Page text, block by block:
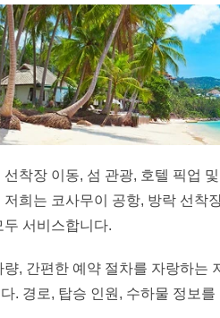
착장 이동, 섬 관광, 호텔 픽업
희는 코사무이 공항, 방락 선착
서비스합니다.
, 간편한 예약 절차를 자랑하는
. 경로, 탑승 인원, 수하물 정보